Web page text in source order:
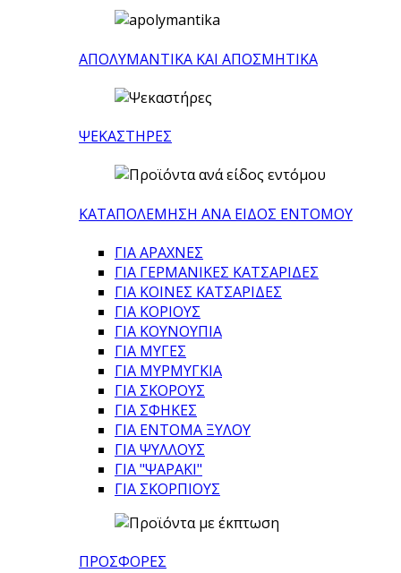
ΑΠΟΛΥΜΑΝΤΙΚΑ ΚΑΙ ΑΠΟΣΜΗΤΙΚΑ
ΨΕΚΑΣΤΗΡΕΣ
ΚΑΤΑΠΟΛΕΜΗΣΗ ΑΝΑ ΕΙΔΟΣ ΕΝΤΟΜΟΥ
ΓΙΑ ΑΡΑΧΝΕΣ
ΓΙΑ ΓΕΡΜΑΝΙΚΕΣ ΚΑΤΣΑΡΙΔΕΣ
ΓΙΑ ΚΟΙΝΕΣ ΚΑΤΣΑΡΙΔΕΣ
ΓΙΑ ΚΟΡΙΟΥΣ
ΓΙΑ ΚΟΥΝΟΥΠΙΑ
ΓΙΑ ΜΥΓΕΣ
ΓΙΑ ΜΥΡΜΥΓΚΙΑ
ΓΙΑ ΣΚΟΡΟΥΣ
ΓΙΑ ΣΦΗΚΕΣ
ΓΙΑ ΕΝΤΟΜΑ ΞΥΛΟΥ
ΓΙΑ ΨΥΛΛΟΥΣ
ΓΙΑ "ΨΑΡΑΚΙ"
ΓΙΑ ΣΚΟΡΠΙΟΥΣ
ΠΡΟΣΦΟΡΕΣ